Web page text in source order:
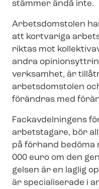
stämmer ändå inte.
Arbetsdomstolen
att kortvariga
riktas mot
andra
verksamhet, är
arbetsdomstolen
förändras med
Fackavdelningens
arbetstagare, bör
på förhand bedöma
000 euro om den
gel­sen är en laglig
är specialiserade i